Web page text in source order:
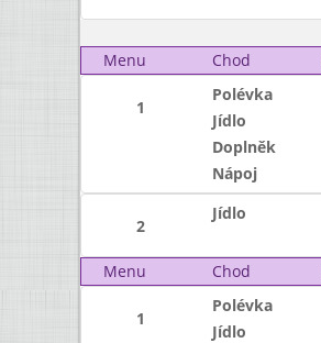
Menu
Chod
1
Polévka
Jídlo
Doplněk
Nápoj
2
Jídlo
Menu Chod
1
Polévka
Jídlo